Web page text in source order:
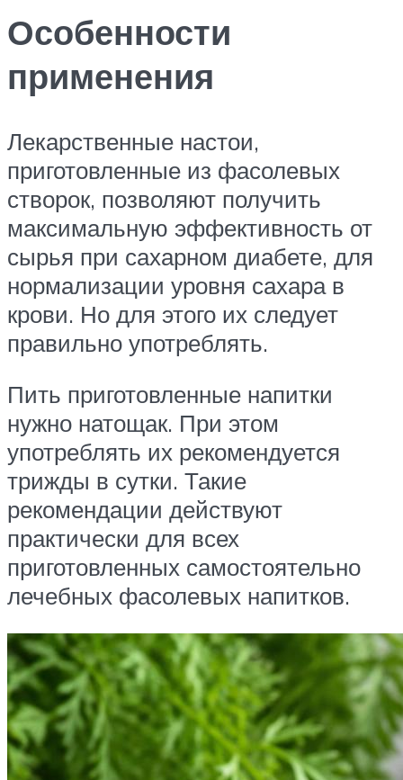
Особенности
применения
Лекарственные настои,
приготовленные из фасолевых
створок, позволяют получить
максимальную эффективность от
сырья при сахарном диабете, для
нормализации уровня сахара в
крови. Но для этого их следует
правильно употреблять.
Пить приготовленные напитки
нужно натощак. При этом
употреблять их рекомендуется
трижды в сутки. Такие
рекомендации действуют
практически для всех
приготовленных самостоятельно
лечебных фасолевых напитков.